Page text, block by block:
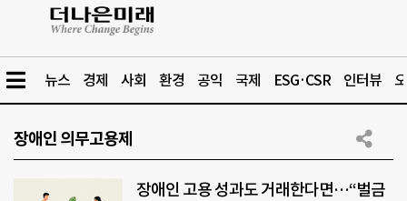
뉴스 경제 사회 환경 공익 국제 ESG·CSR 인터뷰
장애인 의무고용제
장애인 고용 성과도 거래한다면…“벌금